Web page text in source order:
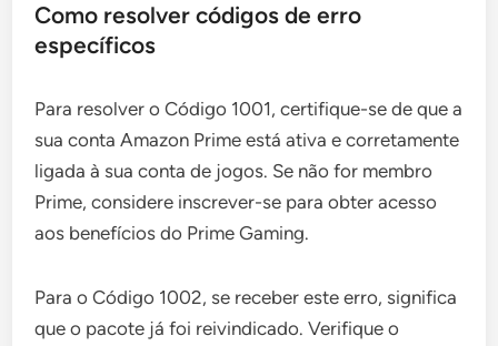
Como resolver códigos de erro
específicos
Para resolver o Código 1001, certifique-se de que a
sua conta Amazon Prime está ativa e corretamente
ligada à sua conta de jogos. Se não for membro
Prime, considere inscrever-se para obter acesso
aos benefícios do Prime Gaming.
Para o Código 1002, se receber este erro, significa
que o pacote já foi reivindicado. Verifique o